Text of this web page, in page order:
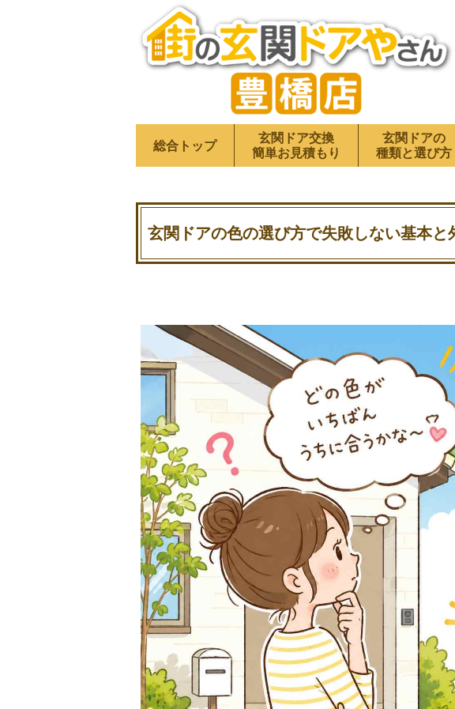
総合トップ
玄関ドア交換
簡単お見積もり
玄関ドアの
種類と選び方
玄関ドアの色の選び方で失敗しない基本と